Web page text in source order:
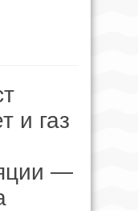
и газ
—